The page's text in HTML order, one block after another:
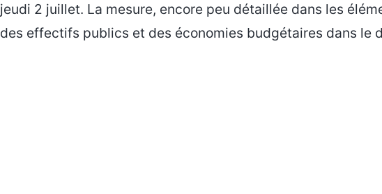
jeudi 2 juillet. La mesure, encore peu détaillée dans les
des effectifs publics et des économies budgétaires dans le